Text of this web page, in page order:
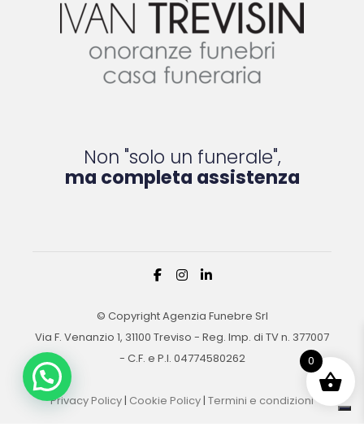
Non "solo un funerale",
ma completa assistenza
© Copyright Agenzia Funebre Srl
Via F. Venanzio 1, 31100 Treviso - Reg. Imp. di TV n. 377007
- C.F. e P.I. 04774580262
Privacy Policy | Cookie Policy | Termini e condizioni
0